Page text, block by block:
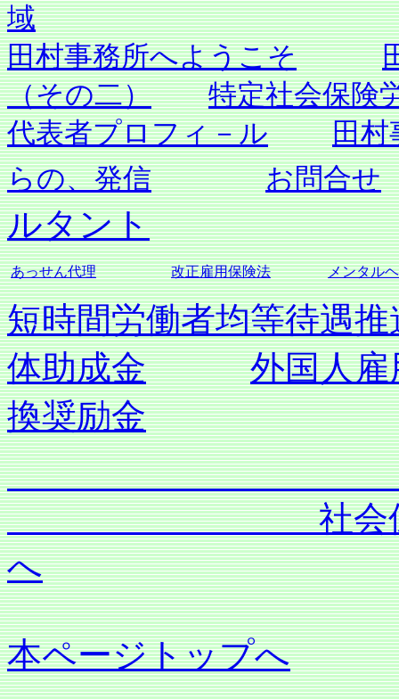
域
田村事務所へようこそ
（その二）
特定社会保険
代表者プロフィ－ル
田
らの、発信
お問合せ
ルタント
あっせん代理 改正雇用保険法 メンタル
短時間労働者均等待遇
体助成金
外国人
換奨励金
社会保険労務
へ
本ページトップへ